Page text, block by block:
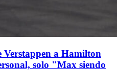
Verstappen a Hamilton
solo "Max siendo